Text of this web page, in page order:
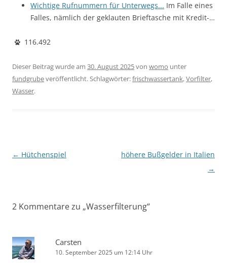
Wichtige Rufnummern für Unterwegs... Im Falle eines
Falles, nämlich der geklauten Brieftasche mit Kredit-…
116.492
Dieser Beitrag wurde am 30. August 2025von womo unter
fundgrubeveröffentlicht. Schlagwörter:frischwassertank,Vorfilter,
Wasser.
Beitragsnavigation
← Hütchenspiel
höhere Bußgelder in Italien
→
2 Kommentare zu „Wasserfilterung“
Carsten
10. September 2025 um 12:14 Uhr